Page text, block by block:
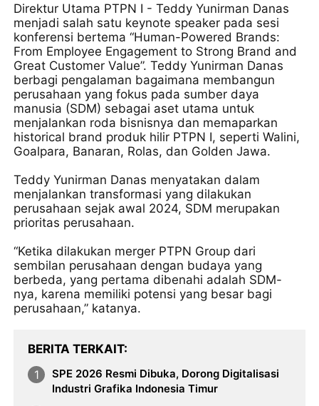
Direktur Utama PTPN I - Teddy Yunirman Danas
menjadi salah satu keynote speaker pada sesi
konferensi bertema “Human-Powered Brands:
From Employee Engagement to Strong Brand and
Great Customer Value”. Teddy Yunirman Danas
berbagi pengalaman bagaimana membangun
perusahaan yang fokus pada sumber daya
manusia (SDM) sebagai aset utama untuk
menjalankan roda bisnisnya dan memaparkan
historical brand produk hilir PTPN I, seperti Walini,
Goalpara, Banaran, Rolas, dan Golden Jawa.
Teddy Yunirman Danas menyatakan dalam
menjalankan transformasi yang dilakukan
perusahaan sejak awal 2024, SDM merupakan
prioritas perusahaan.
“Ketika dilakukan merger PTPN Group dari
sembilan perusahaan dengan budaya yang
berbeda, yang pertama dibenahi adalah SDM-
nya, karena memiliki potensi yang besar bagi
perusahaan,” katanya.
BERITA TERKAIT
SPE 2026 Resmi Dibuka, Dorong Digitalisasi
Industri Grafika Indonesia Timur